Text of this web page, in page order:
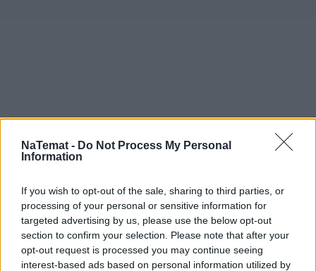
NaTemat - Do Not Process My Personal
Information
If you wish to opt-out of the sale, sharing to third parties, or
processing of your personal or sensitive information for
targeted advertising by us, please use the below opt-out
section to confirm your selection. Please note that after your
opt-out request is processed you may continue seeing
interest-based ads based on personal information utilized by